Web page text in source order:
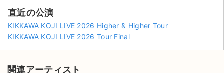
よくある質問
直近の公演
KIKKAWA KOJI LIVE 2026 Higher & Higher Tour
KIKKAWA KOJI LIVE 2026 Tour Final
関連アーティスト